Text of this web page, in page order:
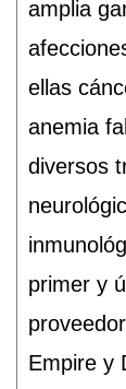
amplia
ellas
anemia
diversos
primer y
Empire y